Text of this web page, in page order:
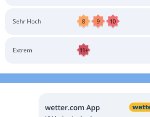
Langärmlige Bekleidung
Sonnenbrille
Sehr Hoch
Langärmlige Bekleidung
Extrem